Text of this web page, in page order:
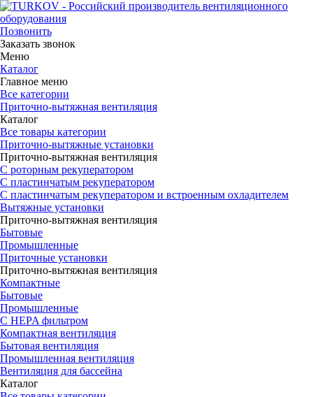
Позвонить
Заказать звонок
Меню
Каталог
Главное меню
Все категории
Приточно-вытяжная вентиляция
Каталог
Все товары категории
Приточно-вытяжные установки
Приточно-вытяжная вентиляция
С роторным рекуператором
С пластинчатым рекуператором
С пластинчатым рекуператором и встроенным охладителем
Вытяжные установки
Приточно-вытяжная вентиляция
Бытовые
Промышленные
Приточные установки
Приточно-вытяжная вентиляция
Компактные
Бытовые
Промышленные
С HEPA фильтром
Компактная вентиляция
Бытовая вентиляция
Промышленная вентиляция
Вентиляция для бассейна
Каталог